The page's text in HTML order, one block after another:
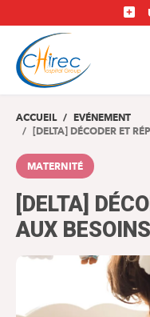
au
contenu
principal
ACCUEIL
EVÉNEMENT
[DELTA] DÉCODER ET
MATERNITÉ
[DELTA]
AUX